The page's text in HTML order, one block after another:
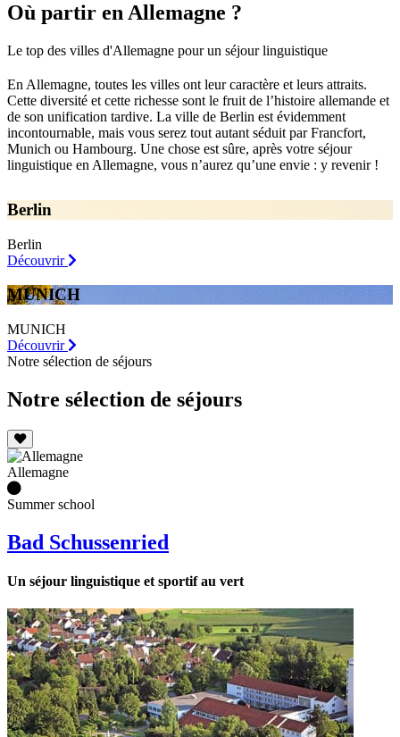
Où partir en Allemagne ?
Le top des villes d'Allemagne pour un séjour linguistique
En Allemagne, toutes les villes ont leur caractère et leurs attraits.
Cette diversité et cette richesse sont le fruit de l’histoire allemande et
de son unification tardive. La ville de Berlin est évidemment
incontournable, mais vous serez tout autant séduit par Francfort,
Munich ou Hambourg. Une chose est sûre, après votre séjour
linguistique en Allemagne, vous n’aurez qu’une envie : y revenir !
Berlin
Berlin
Découvrir
MUNICH
MUNICH
Découvrir
Notre sélection de séjours
Notre sélection de séjours
Allemagne
Summer school
Bad Schussenried
Un séjour linguistique et sportif au vert